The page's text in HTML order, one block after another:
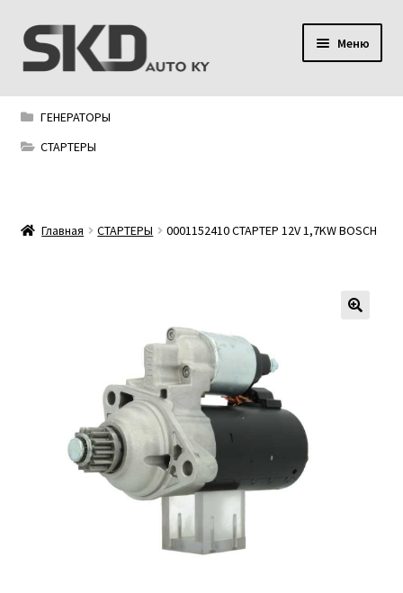
Перейти
навигации
Перейти
содержимому
Меню
SKD AUTO KY
Условия поставки
Мой аккаунт
Политика конфиденциальности
ГЕНЕРАТОРЫ
СТАРТЕРЫ
Главная СТАРТЕРЫ 0001152410 СТАРТЕР 12V 1,7KW BOSCH